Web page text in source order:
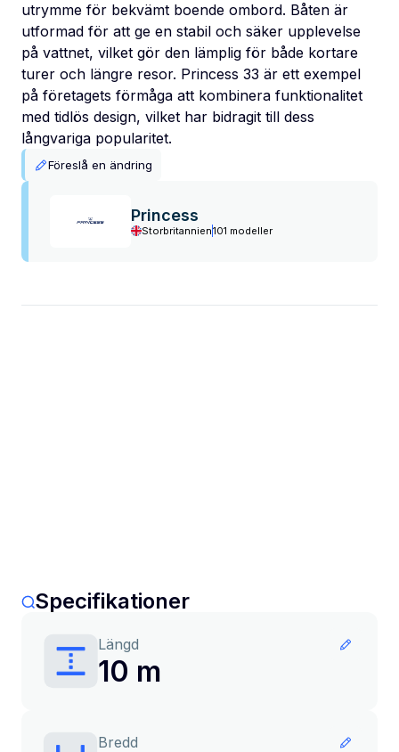
utrymme för bekvämt boende ombord. Båten är
utformad för att ge en stabil och säker upplevelse
på vattnet, vilket gör den lämplig för både kortare
turer och längre resor. Princess 33 är ett exempel
på företagets förmåga att kombinera funktionalitet
med tidlös design, vilket har bidragit till dess
långvariga popularitet.
Föreslå en ändring
Princess
Storbritannien101 modeller
Specifikationer
Längd
10 m
Bredd